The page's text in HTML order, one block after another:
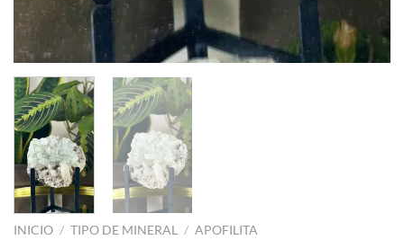
INICIO / TIPO DE MINERAL / APOFILITA